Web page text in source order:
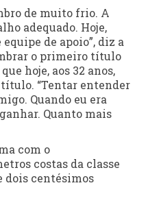
de muito frio. A
adequado. Hoje,
de apoio”, diz a
o primeiro título
hoje, aos 32 anos,
“Tentar entender
Quando eu era
Quanto mais
com o
costas da classe
dois centésimos